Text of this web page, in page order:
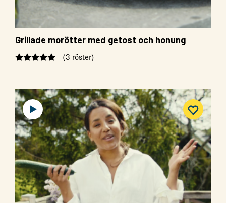
Grillade morötter med getost och honung
(3 röster)